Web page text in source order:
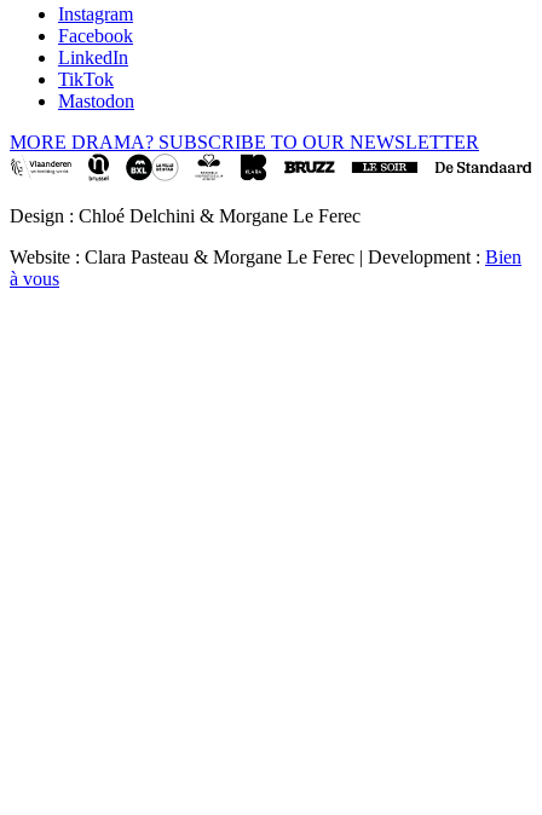
Instagram
Facebook
LinkedIn
TikTok
Mastodon
MORE DRAMA? SUBSCRIBE TO OUR NEWSLETTER
Design : Chloé Delchini & Morgane Le Ferec
Website : Clara Pasteau & Morgane Le Ferec | Development : Bien
à vous